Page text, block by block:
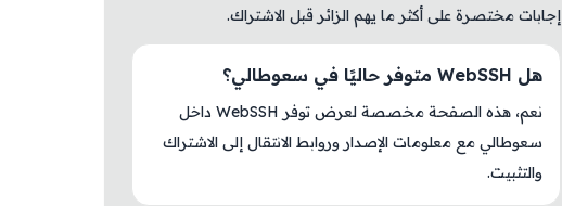
إجابات مختصرة على أكثر ما يهم الزائر قبل الاشتراك.
هل WebSSH متوفر حاليًا في سعوطالي؟
نعم، هذه الصفحة مخصصة لعرض توفر WebSSH داخل
سعوطالي مع معلومات الإصدار وروابط الانتقال إلى الاشتراك
والتثبيت.